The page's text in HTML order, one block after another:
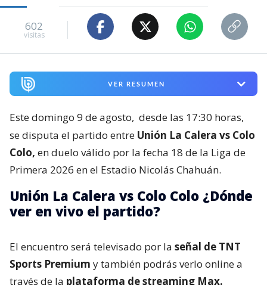
602
visitas
VER RESUMEN
Este domingo 9 de agosto, desde las 17:30 horas,
se disputa el partido entre Unión La Calera vs Colo
Colo, en duelo válido por la fecha 18 de la Liga de
Primera 2026 en el Estadio Nicolás Chahuán.
Unión La Calera vs Colo Colo ¿Dónde
ver en vivo el partido?
El encuentro será televisado por la señal de TNT
Sports Premium y también podrás verlo online a
través de la plataforma de streaming Max.